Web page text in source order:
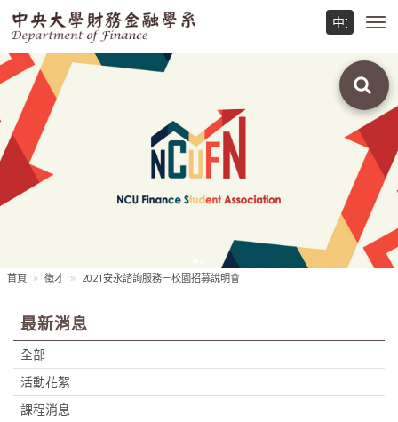
首頁 徵才 2021安永諮詢服務－校園招募說明會
最新消息
全部
活動花絮
課程消息